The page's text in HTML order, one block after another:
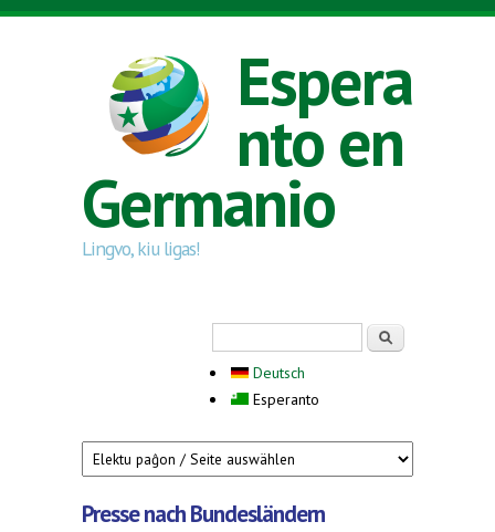
Skip to main content
Espera
nto en
Germanio
Lingvo, kiu ligas!
Deutsch
Esperanto
Presse nach Bundesländern